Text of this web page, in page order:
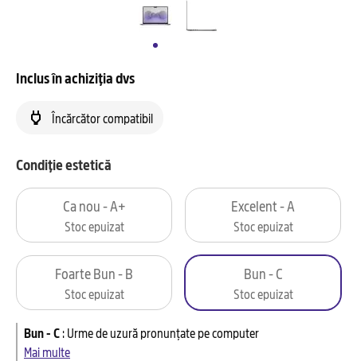
Inclus în achiziția dvs
Încărcător compatibil
Condiție estetică
Ca nou - A+
Stoc epuizat
Excelent - A
Stoc epuizat
Foarte Bun - B
Stoc epuizat
Bun - C
Stoc epuizat
Bun - C:Urme de uzură pronunțate pe computer
Mai multe